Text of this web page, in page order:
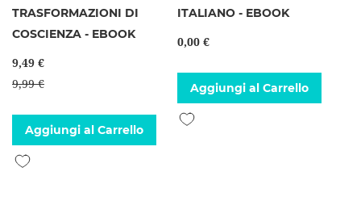
TRASFORMAZIONI DI
COSCIENZA - EBOOK
9,49 €
9,99 €
Aggiungi al Carrello
Aggiungi alla lista desideri
ITALIANO - EBOOK
0,00 €
Aggiungi al Carrello
Aggiungi alla lista desideri